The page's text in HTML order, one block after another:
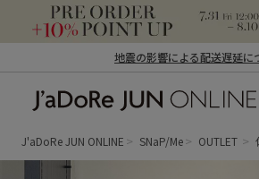
地震の影響による配送遅延に
ン オンライン）
J'aDoRe JUN ONLINE SNaP/Me OUTLET